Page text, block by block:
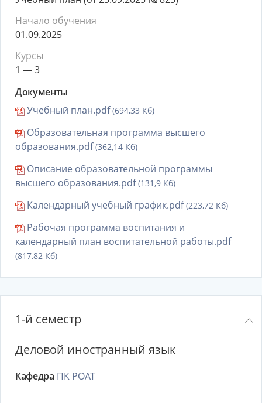
Начало обучения
01.09.2025
Курсы
1 — 3
Документы
Учебный план.pdf(694,33 Кб)
Образовательная программа высшего
образования.pdf(362,14 Кб)
Описание образовательной программы
высшего образования.pdf(131,9 Кб)
Календарный учебный график.pdf(223,72 Кб)
Рабочая программа воспитания и
календарный план воспитательной работы.pdf
(817,82 Кб)
1-й семестр
Деловой иностранный язык
Кафедра ПК РОАТ